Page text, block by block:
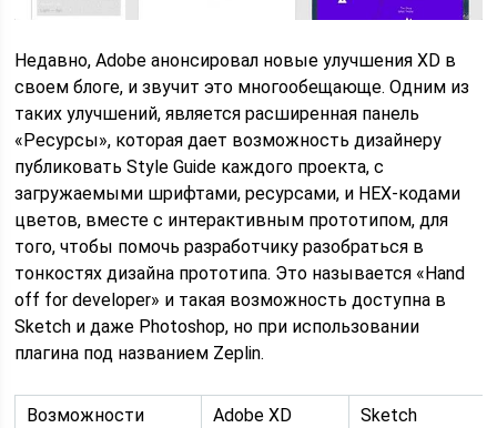
Недавно, Adobe анонсировал новые улучшения XD в
своем блоге, и звучит это многообещающе. Одним из
таких улучшений, является расширенная панель
«Ресурсы», которая дает возможность дизайнеру
публиковать Style Guide каждого проекта, с
загружаемыми шрифтами, ресурсами, и HEX-кодами
цветов, вместе с интерактивным прототипом, для
того, чтобы помочь разработчику разобраться в
тонкостях дизайна прототипа. Это называется «Hand
off for developer» и такая возможность доступна в
Sketch и даже Photoshop, но при использовании
плагина под названием Zeplin.
Возможности Adobe XD
Sketch